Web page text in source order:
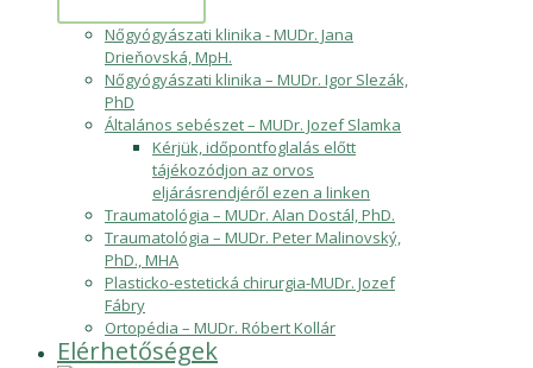
Nőgyógyászati klinika - MUDr. Jana
Drieňovská, MpH.
Nőgyógyászati klinika – MUDr. Igor Slezák,
PhD
Általános sebészet – MUDr. Jozef Slamka
Kérjük, időpontfoglalás előtt
tájékozódjon az orvos
eljárásrendjéről ezen a linken
Traumatológia – MUDr. Alan Dostál, PhD.
Traumatológia – MUDr. Peter Malinovský,
PhD., MHA
Plasticko-estetická chirurgia-MUDr. Jozef
Fábry
Ortopédia – MUDr. Róbert Kollár
Elérhetőségek